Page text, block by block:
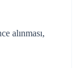
alınması,